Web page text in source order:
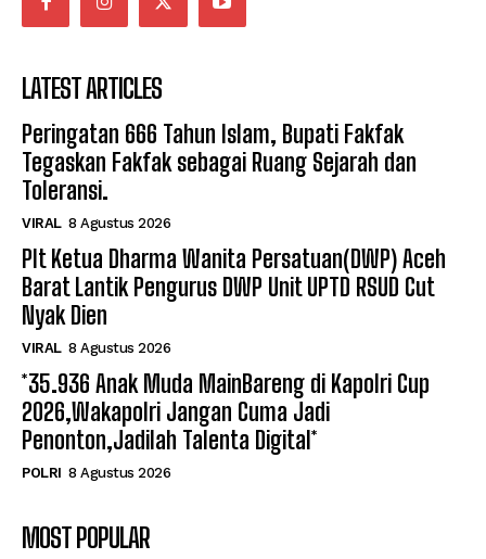
LATEST ARTICLES
Peringatan 666 Tahun Islam, Bupati Fakfak
Tegaskan Fakfak sebagai Ruang Sejarah dan
Toleransi.
VIRAL 8 Agustus 2026
Plt Ketua Dharma Wanita Persatuan(DWP) Aceh
Barat Lantik Pengurus DWP Unit UPTD RSUD Cut
Nyak Dien
VIRAL 8 Agustus 2026
*35.936 Anak Muda MainBareng di Kapolri Cup
2026,Wakapolri Jangan Cuma Jadi
Penonton,Jadilah Talenta Digital*
POLRI 8 Agustus 2026
MOST POPULAR